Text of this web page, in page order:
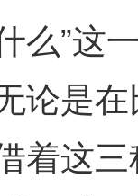
么”这
论是
着这